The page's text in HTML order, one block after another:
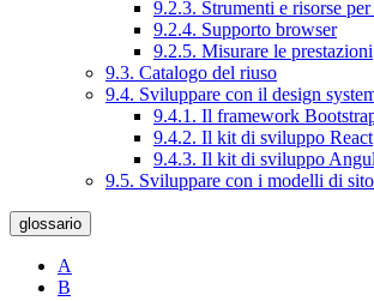
9.2.3. Strumenti e risorse
9.2.4. Supporto browser
9.2.5. Misurare le prestazioni
9.3. Catalogo del riuso
9.4. Sviluppare con il design
9.4.1. Il framework
9.4.2. Il kit di sviluppo React
9.4.3. Il kit di sviluppo
9.5. Sviluppare con i modelli di
glossario
A
B